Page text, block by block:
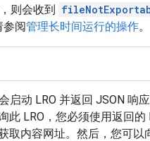
则会收到
参阅管理长时间运行的操作。
启动 LRO 并返回 JSON 响
此 LRO，您必须使用返回的
取内容网址。然后，您可以